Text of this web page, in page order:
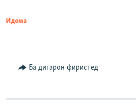
Идома
Ба дигарон фиристед